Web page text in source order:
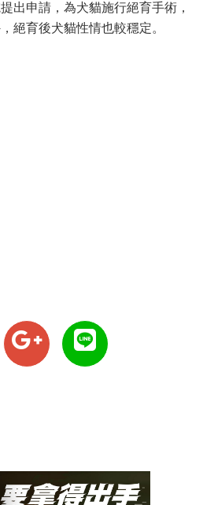
出申請，為犬貓施行絕育手術，
絕育後犬貓性情也較穩定。